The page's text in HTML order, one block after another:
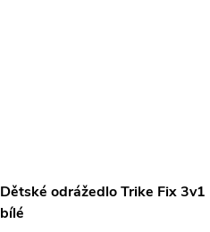
Dětské odrážedlo Trike Fix 3v1
bílé